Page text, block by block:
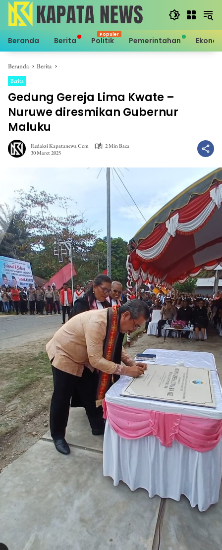
Langsung
konten
Beranda Berita Politik Pemerintahan
Beranda Berita
Berita
Gedung Gereja Lima Kwate –
Nuruwe diresmikan Gubernur
Maluku
Redaksi Kapatanews.com
2 Min Baca
30 Maret 2025